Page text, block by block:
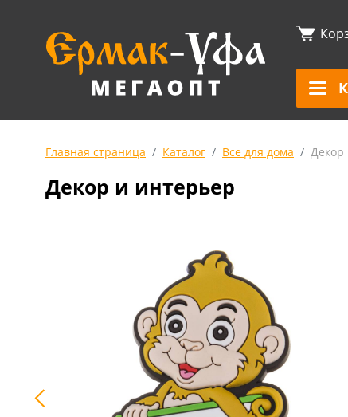
Главная страница Каталог Все для дома Декор
Декор и интерьер